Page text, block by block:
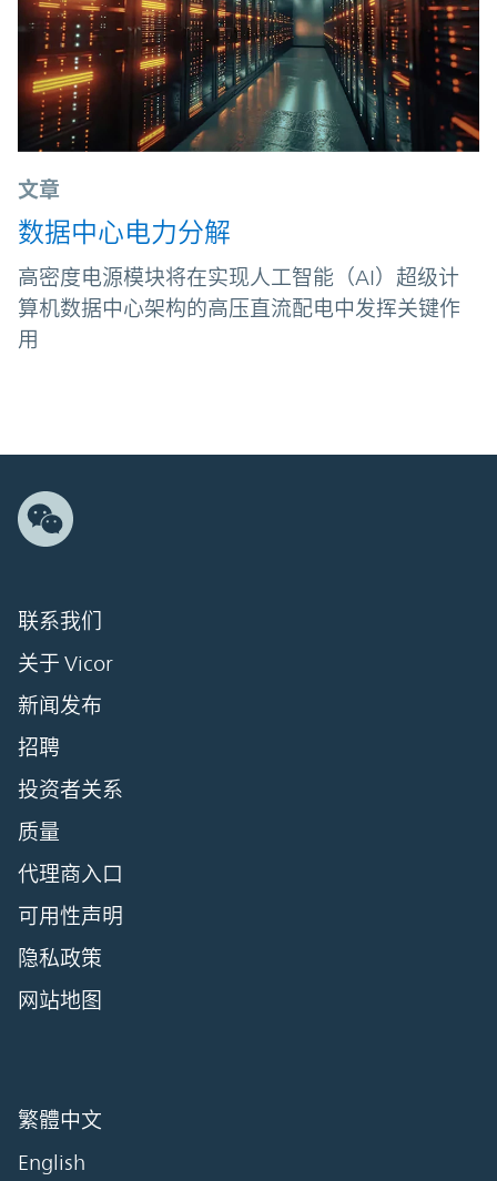
文章
数据中心电力分解
高密度电源模块将在实现人工智能（AI）超级计
算机数据中心架构的高压直流配电中发挥关键作
用
联系我们
关于 Vicor
新闻发布
招聘
投资者关系
质量
代理商入口
可用性声明
隐私政策
网站地图
繁體中文
English